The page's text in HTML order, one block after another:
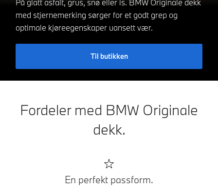
På glatt asfalt, grus, snø eller is. BMW Originale dekk
med stjernemerking sørger for et godt grep og
optimale kjøreegenskaper uansett vær.
Til butikken
Fordeler med BMW Originale
dekk.
En perfekt passform.